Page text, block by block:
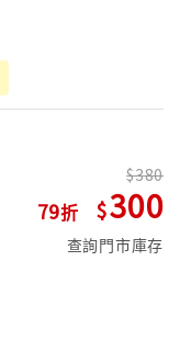
79
380
300
查詢門市庫存